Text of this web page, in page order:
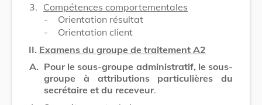
3. Compétences comportementales
-
Orientation résultat
-
Orientation client
II. Examens du groupe de traitement A2
A. Pour le sous-groupe administratif, le sous-
groupe à attributions particulières du
secrétaire et du receveur.